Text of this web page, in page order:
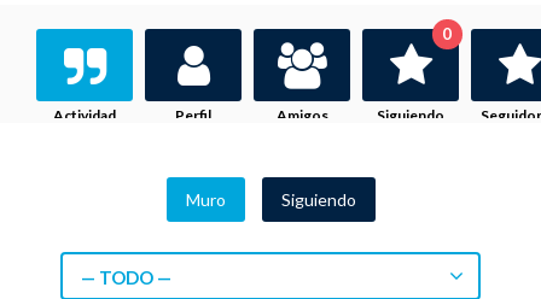
Actividad Perfil Amigos Siguiendo
0
Muro Siguiendo
— TODO —